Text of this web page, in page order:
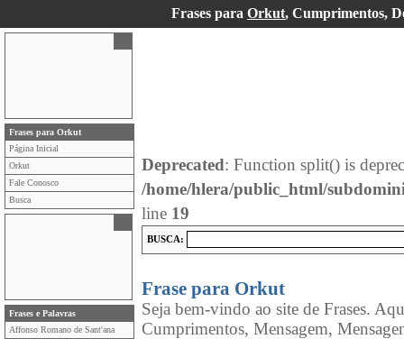
Frases para Orkut, Cumprimentos,
Frases para Orkut
Página Inicial
Orkut
Fale Conosco
Busca
Frases e Palavras
Affonso Romano de Sant'ana
Deprecated: Function split() is
/home/hlera/public_html/
line 19
BUSCA:
Frase para Orkut
Seja bem-vindo ao site de Frases.
Cumprimentos, Mensagem,